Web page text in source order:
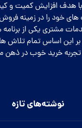
هدف افزایش کمیت و
های خود را در زمینه
مشتری یکی از
این اساس تمام تلاش
خرید خوب در ذهن
نوشته‌های تازه